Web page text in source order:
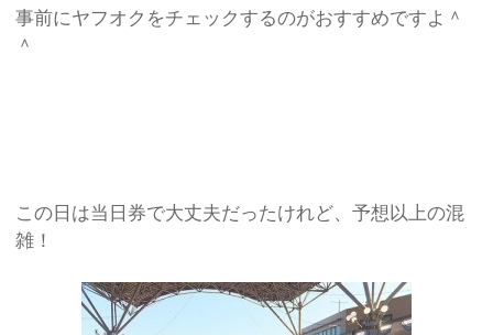
事前にヤフオクをチェックするのがおすすめですよ＾
＾
この日は当日券で大丈夫だったけれど、予想以上の混
雑！